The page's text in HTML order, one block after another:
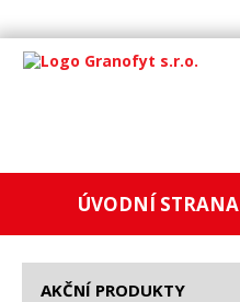
ÚVODNÍ STRANA
AKČNÍ PRODUKTY